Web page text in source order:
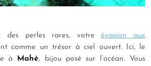
des perles rares, votreévasion aux
comme un trésor à ciel ouvert. Ici, le
à
Mahé, bijou posé sur l’océan. Vous